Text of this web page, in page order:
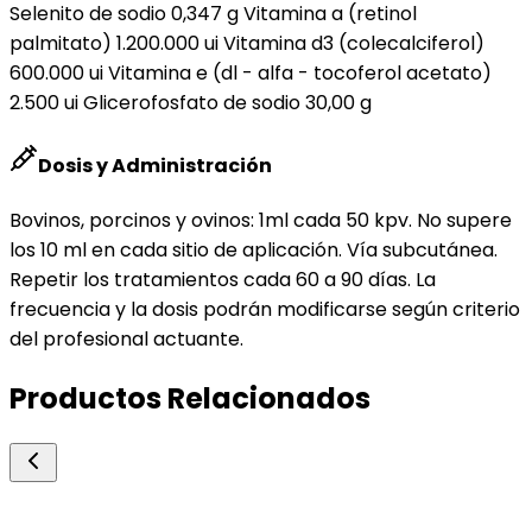
Selenito de sodio 0,347 g Vitamina a (retinol
palmitato) 1.200.000 ui Vitamina d3 (colecalciferol)
600.000 ui Vitamina e (dl - alfa - tocoferol acetato)
2.500 ui Glicerofosfato de sodio 30,00 g
Dosis y Administración
Bovinos, porcinos y ovinos: 1ml cada 50 kpv. No supere
los 10 ml en cada sitio de aplicación. Vía subcutánea.
Repetir los tratamientos cada 60 a 90 días. La
frecuencia y la dosis podrán modificarse según criterio
del profesional actuante.
Productos Relacionados